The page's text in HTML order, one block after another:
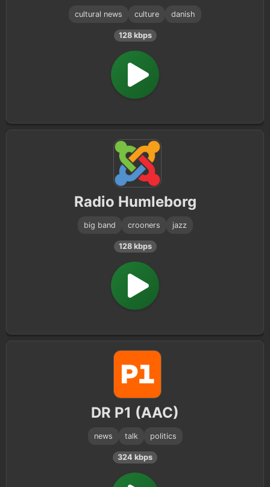
cultural news culture danish
128 kbps
Radio Humleborg
big band crooners jazz
128 kbps
DR P1 (AAC)
news talk politics
324 kbps